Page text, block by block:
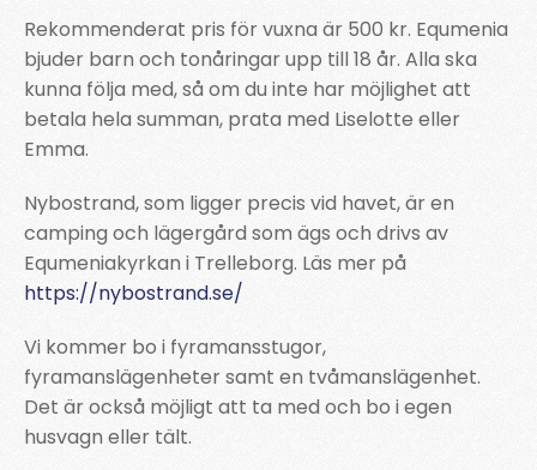
Rekommenderat pris för vuxna är 500 kr. Equmenia
bjuder barn och tonåringar upp till 18 år. Alla ska
kunna följa med, så om du inte har möjlighet att
betala hela summan, prata med Liselotte eller
Emma.
Nybostrand, som ligger precis vid havet, är en
camping och lägergård som ägs och drivs av
Equmeniakyrkan i Trelleborg. Läs mer på
https://nybostrand.se/
Vi kommer bo i fyramansstugor,
fyramanslägenheter samt en tvåmanslägenhet.
Det är också möjligt att ta med och bo i egen
husvagn eller tält.